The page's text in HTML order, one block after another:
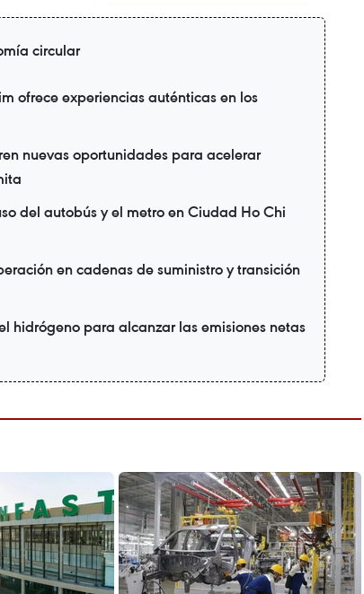
circular
ofrece experiencias auténticas en los
nuevas oportunidades para acelerar
del autobús y el metro en Ciudad Ho Chi
en cadenas de suministro y transición
hidrógeno para alcanzar las emisiones netas